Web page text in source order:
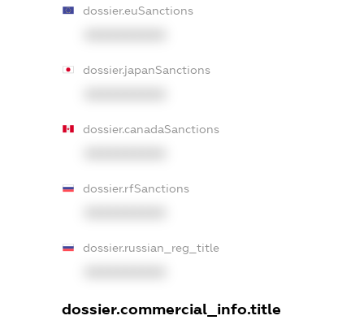
dossier.euSanctions
dossier.japanSanctions
dossier.canadaSanctions
dossier.rfSanctions
dossier.russian_reg_title
dossier.commercial_info.title